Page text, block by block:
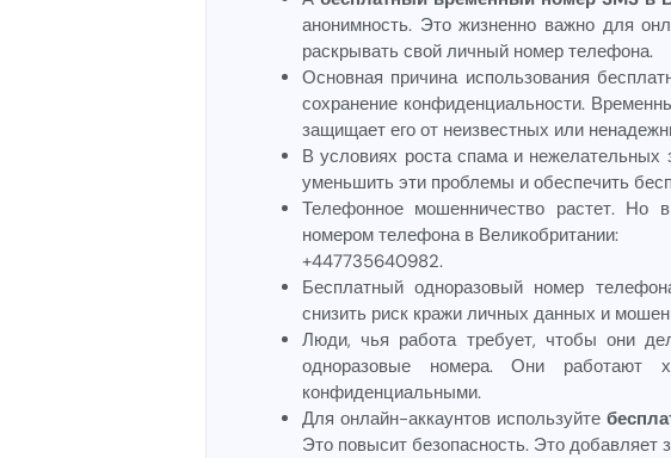
анонимность. Это жизненно важно для
раскрывать свой личный номер телефона.
Основная причина использования
сохранение конфиденциальности.
защищает его от неизвестных или
В условиях роста спама и
уменьшить эти проблемы и обеспечить
Телефонное мошенничество растет. Но
номером телефона в Великобритании:
+447735640982.
Бесплатный одноразовый номер
снизить риск кражи личных данных и
Люди, чья работа требует, чтобы они
одноразовые номера. Они работают
конфиденциальными.
Для онлайн-аккаунтов используйте
Это повысит безопасность. Это